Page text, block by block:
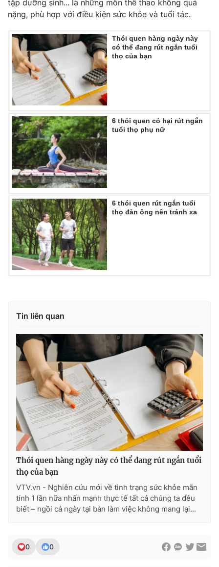
tập dưỡng sinh... là những môn thể thao không quá
nặng, phù hợp với điều kiện sức khỏe và tuổi tác.
Thói quen hàng ngày này
có thể đang rút ngắn tuổi
thọ của bạn
6 thói quen có hại rút ngắn
tuổi thọ phụ nữ
6 thói quen rút ngắn tuổi
thọ đàn ông nên tránh xa
Tin liên quan
Thói quen hàng ngày này có thể đang rút ngắn tuổi
thọ của bạn
VTV.vn - Nghiên cứu mới về tình trạng sức khỏe mãn
tính 1 lần nữa nhấn mạnh thực tế tất cả chúng ta đều
biết – ngồi cả ngày tại bàn làm việc không mang lại...
0 0